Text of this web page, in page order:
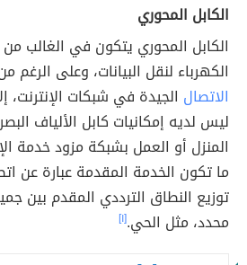
الكابل المحوري
الكابل المحوري يتكون في الغالب
الكهرباء لنقل البيانات، وعلى الرغم
الاتصال الجيدة في شبكات الإنترنت،
ليس لديه إمكانيات كابل الألياف
المنزل أو العمل بشبكة مزود خدمة
ما تكون الخدمة المقدمة عبارة عن
توزيع النطاق الترددي المقدم بين
محدد، مثل الحي.[١]